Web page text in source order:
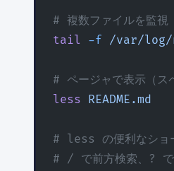
# 複数ファイルを監視
tail -f /var/log/
# ページャで表示（ス
less README.md
# less の便利なショ
# / で前方検索、? で